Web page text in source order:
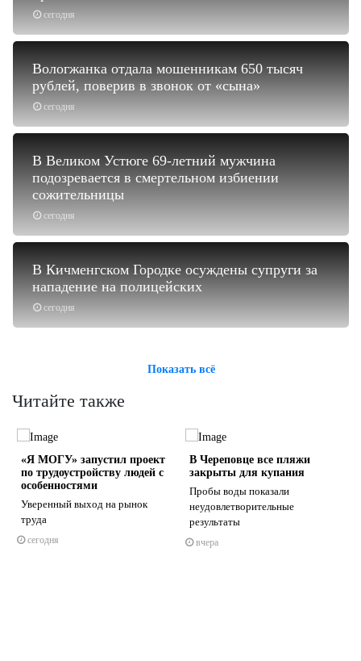
сегодня
сегодня
Вологжанка отдала мошенникам 650 тысяч
рублей, поверив в звонок от «сына»
сегодня
В Великом Устюге 69-летний мужчина
подозревается в смертельном избиении
сожительницы
сегодня
В Кичменгском Городке осуждены супруги за
нападение на полицейских
Показать всё
Читайте также
«Я МОГУ» запустил проект
по трудоустройству людей с
особенностями
Уверенный выход на рынок
труда
сегодня
В Череповце все пляжи
закрыты для купания
Пробы воды показали
неудовлетворительные
результаты
вчера